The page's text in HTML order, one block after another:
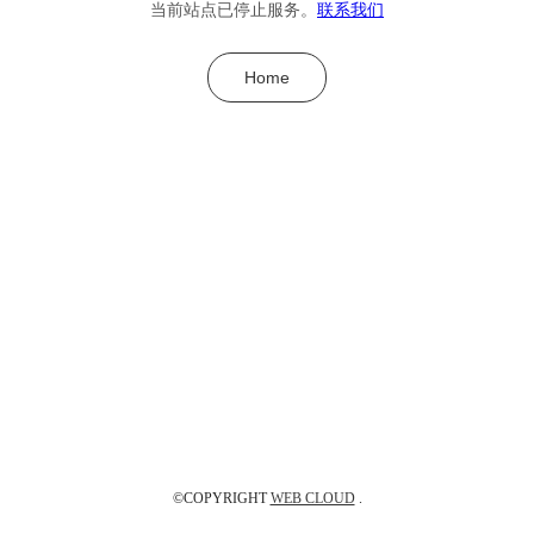
当前站点已停止服务。 联系我们
Home
©COPYRIGHTWEB CLOUD.